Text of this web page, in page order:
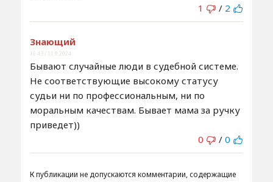
1
/ 2
Знающий
18:43 / 11.9.2024
Бывают случайные люди в судебной системе.
Не соответствующие высокому статусу
судьи ни по профессиональным, ни по
моральным качествам. Бывает мама за ручку
приведет))
0
/ 0
К публикации не допускаются комментарии, содержащие